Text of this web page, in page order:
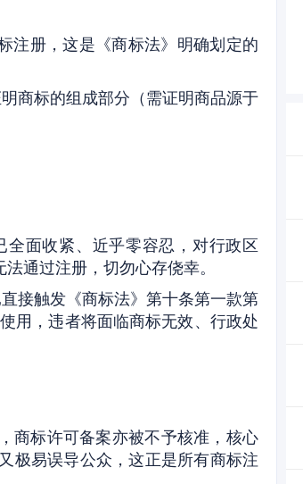
注册，这是《商标法》明确划定的
商标的组成部分（需证明商品源于
面收紧、近乎零容忍，对行政区
通过注册，切勿心存侥幸。
接触发《商标法》第十条第一款第
用，违者将面临商标无效、行政处
商标许可备案亦被不予核准，核心
极易误导公众，这正是所有商标注